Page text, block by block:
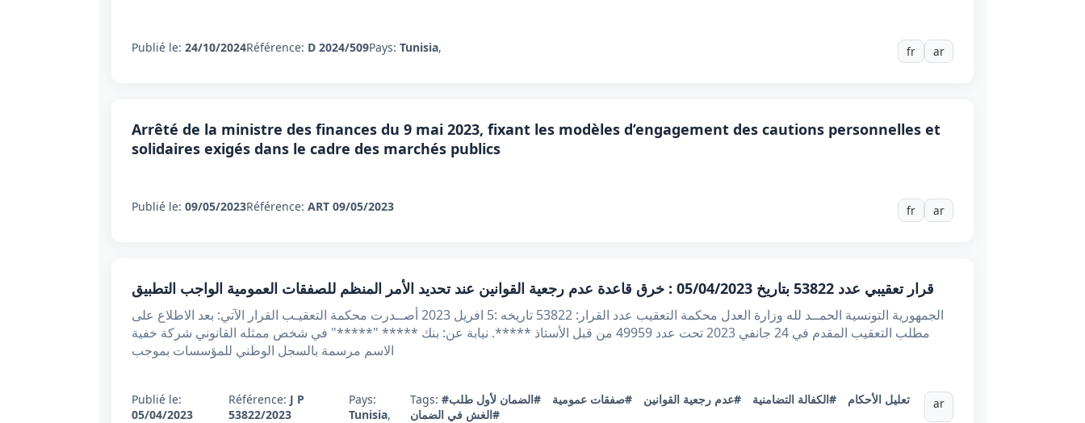
Publié le: 24/10/2024Référence: D 2024/509Pays: Tunisia, fr ar
Arrêté de la ministre des finances du 9 mai 2023, fixant les modèles d’engagement des cautions personnelles et
solidaires exigés dans le cadre des marchés publics
Publié le: 09/05/2023Référence: ART 09/05/2023 fr ar
قرار تعقيبي عدد 53822 بتاريخ 05/04/2023 : خرق قاعدة عدم رجعية القوانين عند تحديد الأمر المنظم للصفقات العمومية الواجب التطبيق
الجمهورية التونسية الحمــد لله وزارة العدل محكمة التعقيب عدد القرار: 53822 تاريخه :5 افريل 2023 أصــدرت محكمة التعقيـب القرار الآتي: بعد الاطلاع على
مطلب التعقيب المقدم في 24 جانفي 2023 تحت عدد 49959 من قبل الأستاذ *****. نيابة عن: بنك ***** "*****" في شخص ممثله القانوني شركة خفية
الاسم مرسمة بالسجل الوطني للمؤسسات بموجب
Publié le:
05/04/2023
Référence: J P
53822/2023
Pays:
Tunisia,
Tags: #تعليل الأحكام #الكفالة التضامنية #عدم رجعية القوانين #صفقات عمومية
#الضمان لأول طلب
#الغش في الضمان
ar